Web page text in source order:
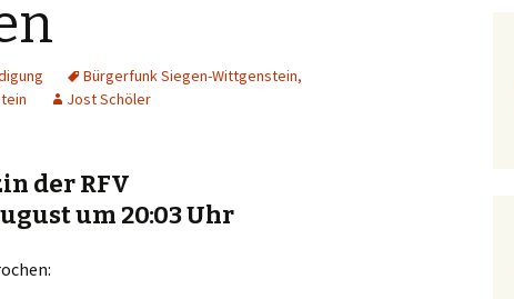
Bürgerfunk Siegen-Wittgenstein,
Jost Schöler
der RFV
um 20:03 Uhr